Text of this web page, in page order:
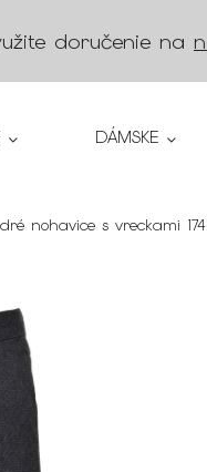
doručenie na
DÁMSKE
nohavice s vreckami